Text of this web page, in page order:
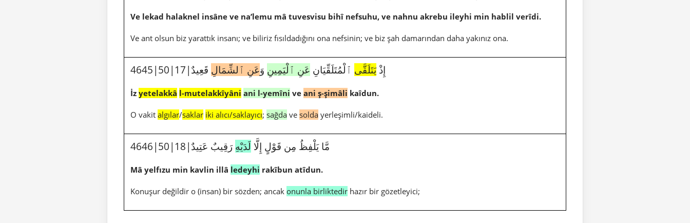
Ve lekad halaknel insâne ve na’lemu mâ tuvesvisu bihî nefsuhu, ve nahnu akrebu ileyhi min hablil verîdi.
Ve ant olsun biz yarattık insanı; ve biliriz fısıldadığını ona nefsinin; ve biz şah damarından daha yakınız ona.
4645|50|17|إِذْيَتَلَقَّى ٱلْمُتَلَقِّيَانِ عَنِ ٱلْيَمِينِ وَعَنِ ٱلشِّمَالِ قَعِيدٌ
İz yetelakkâ l-mutelakkîyâni ani l-yemîni ve ani ş-şimâli kaîdun.
O vakit algılar/saklar iki alıcı/saklayıcı; sağda ve solda yerleşimli/kaideli.
4646|50|18|مَّا يَلْفِظُ مِن قَوْلٍ إِلَّا لَدَيْهِ رَقِيبٌ عَتِيدٌ
Mâ yelfızu min kavlin illâ ledeyhi rakîbun atîdun.
Konuşur değildir o (insan) bir sözden; ancak onunla birliktedir hazır bir gözetleyici;